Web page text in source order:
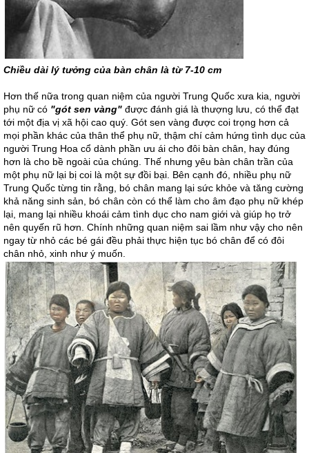
Chiều dài lý tưởng của bàn chân là từ 7-10 cm
Hơn thế nữa trong quan niệm của người Trung Quốc xưa kia, người
phụ nữ có "gót sen vàng" được đánh giá là thượng lưu, có thể đạt
tới một địa vị xã hội cao quý. Gót sen vàng được coi trọng hơn cả
mọi phần khác của thân thể phụ nữ, thậm chí cảm hứng tình dục của
người Trung Hoa cổ dành phần ưu ái cho đôi bàn chân, hay đúng
hơn là cho bề ngoài của chúng. Thế nhưng yêu bàn chân trần của
một phụ nữ lại bị coi là một sự đồi bại. Bên cạnh đó, nhiều phụ nữ
Trung Quốc từng tin rằng, bó chân mang lại sức khỏe và tăng cường
khả năng sinh sản, bó chân còn có thể làm cho âm đạo phụ nữ khép
lại, mang lại nhiều khoái cảm tình dục cho nam giới và giúp họ trở
nên quyến rũ hơn. Chính những quan niệm sai lầm như vậy cho nên
ngay từ nhỏ các bé gái đều phải thực hiện tục bó chân để có đôi
chân nhỏ, xinh như ý muốn.